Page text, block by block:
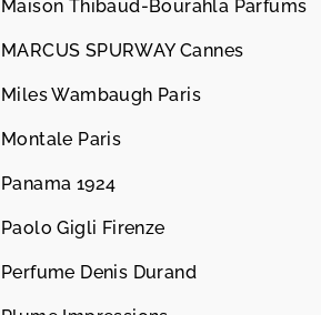
Maison Thibaud-Bourahla Parfums
MARCUS SPURWAY Cannes
Miles Wambaugh Paris
Montale Paris
Panama 1924
Paolo Gigli Firenze
Perfume Denis Durand